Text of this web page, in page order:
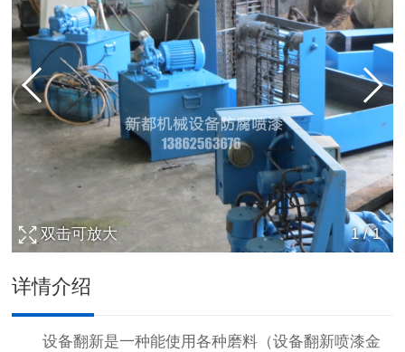
1/1
双击可放大
详情介绍
设备翻新是一种能使用各种磨料（设备翻新喷漆金